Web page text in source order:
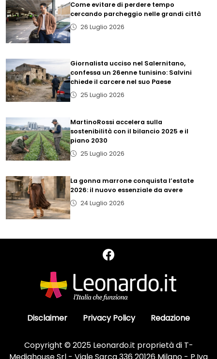
Come evitare di perdere tempo
cercando parcheggio nelle grandi città
26 Luglio 2026
Giornalista ucciso nel Salernitano,
confessa un 26enne tunisino: Salvini
chiede il carcere nel suo Paese
25 Luglio 2026
MartinoRossi accelera sulla
sostenibilità con il bilancio 2025 e il
piano 2030
25 Luglio 2026
La gonna marrone conquista l’estate
2026: il nuovo essenziale da avere
24 Luglio 2026
Disclaimer Privacy Policy Redazione
Copyright © 2025 Leonardo.it proprietà di T-